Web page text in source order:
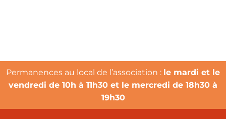
Permanences au local de l’association : le mardi et le
vendredi de 10h à 11h30 et le mercredi de 18h30 à
19h30